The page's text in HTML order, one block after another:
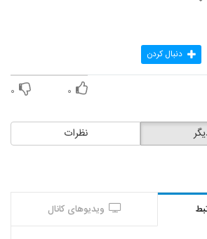
دنبال کردن
۰ ۰
نظرات
ویدیوهای کانال